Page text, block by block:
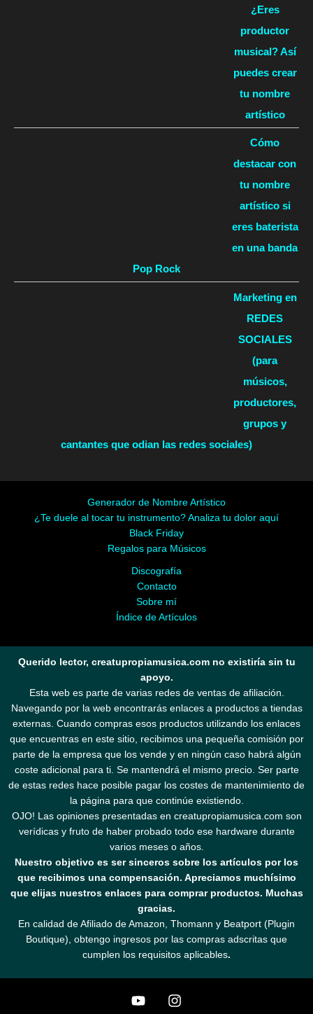
¿Eres
productor
musical? Así
puedes crear
tu nombre
artístico
Cómo
destacar con
tu nombre
artístico si
eres baterista
en una banda
Pop Rock
Marketing en
REDES
SOCIALES
(para
músicos,
productores,
grupos y
cantantes que odian las redes sociales)
Generador de Nombre Artístico
¿Te duele al tocar tu instrumento? Analiza tu dolor aquí
Black Friday
Regalos para Músicos
Discografía
Contacto
Sobre mí
Índice de Artículos
Querido lector, creatupropiamusica.com no existiría sin tu
apoyo.
Esta web es parte de varias redes de ventas de afiliación.
Navegando por la web encontrarás enlaces a productos a tiendas
externas. Cuando compras esos productos utilizando los enlaces
que encuentras en este sitio, recibimos una pequeña comisión por
parte de la empresa que los vende y en ningún caso habrá algún
coste adicional para ti. Se mantendrá el mismo precio. Ser parte
de estas redes hace posible pagar los costes de mantenimiento de
la página para que continúe existiendo.
OJO! Las opiniones presentadas en creatupropiamusica.com son
verídicas y fruto de haber probado todo ese hardware durante
varios meses o años.
Nuestro objetivo es ser sinceros sobre los artículos por los
que recibimos una compensación. Apreciamos muchísimo
que elijas nuestros enlaces para comprar productos. Muchas
gracias.
En calidad de Afiliado de Amazon, Thomann y Beatport (Plugin
Boutique), obtengo ingresos por las compras adscritas que
cumplen los requisitos aplicables.